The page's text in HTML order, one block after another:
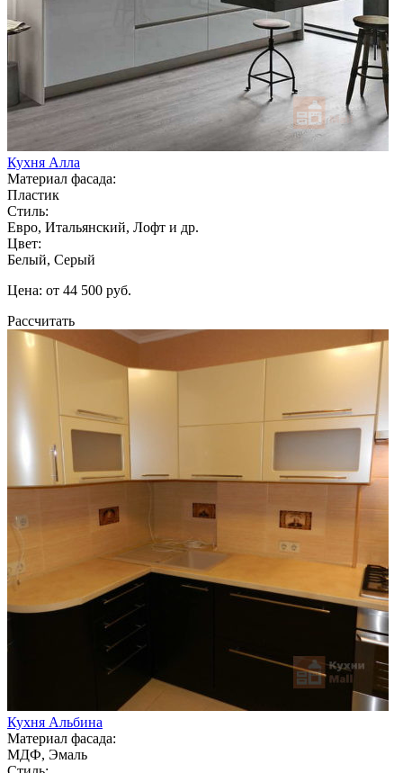
Кухня Алла
Материал фасада:
Пластик
Стиль:
Евро, Итальянский, Лофт и др.
Цвет:
Белый, Серый
Цена: от 44 500 руб.
Рассчитать
Кухня Альбина
Материал фасада:
МДФ, Эмаль